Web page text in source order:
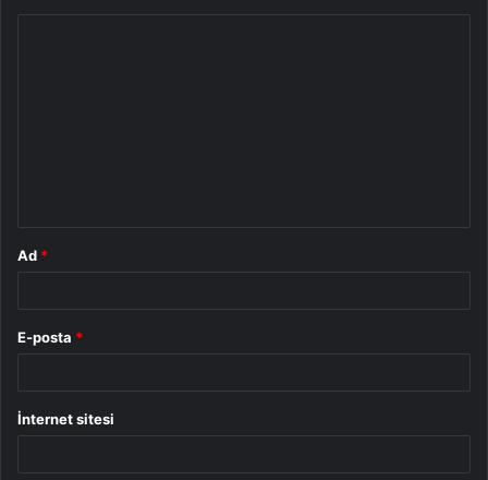
Ad *
E-posta *
İnternet sitesi